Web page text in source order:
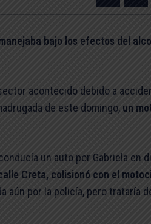
bajo los efectos del
acontecido debido a
de este domingo, un
un auto por Gabriela en
Creta, colisionó con el
aún por la policía, pero trataría